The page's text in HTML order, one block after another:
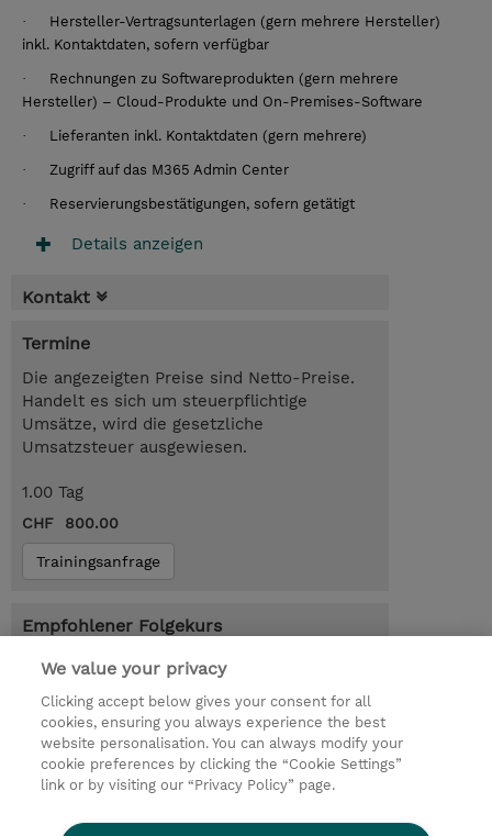
·
Hersteller-Vertragsunterlagen (gern mehrere Hersteller)
inkl. Kontaktdaten, sofern verfügbar
·
Rechnungen zu Softwareprodukten (gern mehrere
Hersteller) – Cloud-Produkte und On-Premises-Software
· Lieferanten inkl. Kontaktdaten (gern mehrere)
· Zugriff auf das M365 Admin Center
· Reservierungsbestätigungen, sofern getätigt
Details anzeigen
Kontakt
Termine
Die angezeigten Preise sind Netto-Preise.
Handelt es sich um steuerpflichtige
Umsätze, wird die gesetzliche
Umsatzsteuer ausgewiesen.
1.00 Tag
CHF 800.00
Trainingsanfrage
Empfohlener Folgekurs
Software Asset Management (SAM)
Professional (TDM-SAMprof)
© 2026 TD SYNNEX
We value your privacy
Clicking accept below gives your consent for all
cookies, ensuring you always experience the best
website personalisation. You can always modify your
cookie preferences by clicking the “Cookie Settings”
link or by visiting our “Privacy Policy” page.